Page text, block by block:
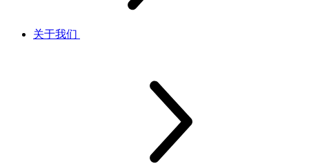
关于我们